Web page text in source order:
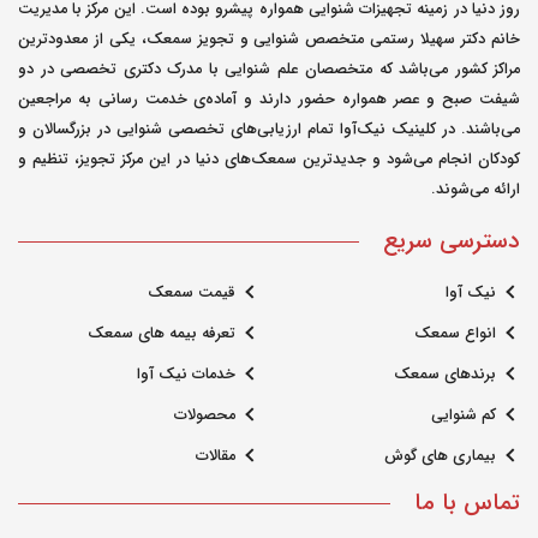
مدیر سایت
ارسال شده در : ﺳﻪشنبه 23 اردیبهشت 1404
1
سلام! وزوز گوش یا tinnitus می‌تواند ناشی
معرض صداهای بلند. در بسیاری از موارد،
این وضعیت ممکن است بهبود یابد، اما
بستگی به علت آن دارد.
روز دنیا در زمینه تجهیزات شنوایی همواره پیشرو بوده است. این مرکز با مدیریت
خانم دکتر سهیلا رستمی متخصص شنوایی و تجویز سمعک، یکی از معدودترین
مراکز کشور می‌باشد که متخصصان علم شنوایی با مدرک دکتری تخصصی در دو
شیفت صبح و عصر همواره حضور دارند و آماده‌ی خدمت رسانی به مراجعین
می‌باشند. در کلینیک نیک‌آوا تمام ارزیابی‌های تخصصی شنوایی در بزرگسالان و
کودکان انجام می‌شود و جدیدترین سمعک‌های دنیا در این مرکز تجویز، تنظیم و
ارائه می‌شوند.
دسترسی سریع
نیک آوا
انواع سمعک
برندهای سمعک
کم شنوایی
بیماری های گوش
قیمت سمعک
تعرفه بیمه های سمعک
خدمات نیک آوا
محصولات
مقالات
تماس با ما